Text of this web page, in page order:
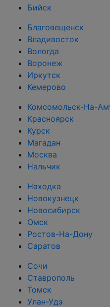
Бийск
Благовещенск
Владивосток
Вологда
Воронеж
Иркутск
Кемерово
Комсомольск-На-
Красноярск
Курск
Магадан
Москва
Нальчик
Находка
Новокузнецк
Новосибирск
Омск
Ростов-На-Дону
Саратов
Сочи
Ставрополь
Томск
Улан-Удэ